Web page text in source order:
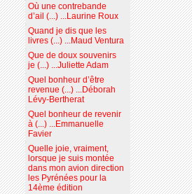
Où une contrebande
d’ail (...) ...Laurine Roux
Quand je dis que les
livres (...) ...Maud Ventura
Que de doux souvenirs
je (...) ...Juliette Adam
Quel bonheur d’être
revenue (...) ...Déborah
Lévy-Bertherat
Quel bonheur de revenir
à (...) ...Emmanuelle
Favier
Quelle joie, vraiment,
lorsque je suis montée
dans mon avion direction
les Pyrénées pour la
14ème édition